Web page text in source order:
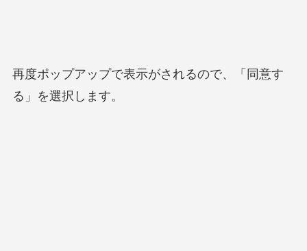
再度ポップアップで表示がされるので、「同意す
る」を選択します。